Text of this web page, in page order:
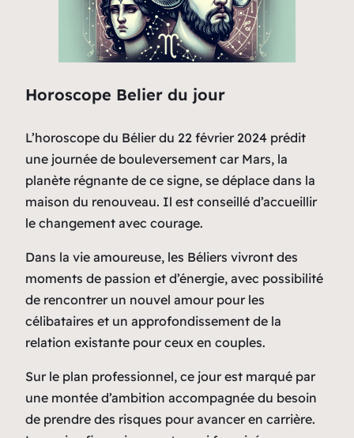
Horoscope Belier du jour
L’horoscope du Bélier du 22 février 2024 prédit
une journée de bouleversement car Mars, la
planète régnante de ce signe, se déplace dans la
maison du renouveau. Il est conseillé d’accueillir
le changement avec courage.
Dans la vie amoureuse, les Béliers vivront des
moments de passion et d’énergie, avec possibilité
de rencontrer un nouvel amour pour les
célibataires et un approfondissement de la
relation existante pour ceux en couples.
Sur le plan professionnel, ce jour est marqué par
une montée d’ambition accompagnée du besoin
de prendre des risques pour avancer en carrière.